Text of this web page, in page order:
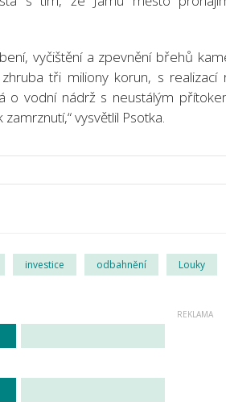
vyčištění a zpevnění břehů
tři miliony korun, s realizací
o vodní nádrž s neustálým
vysvětlil Psotka.
investice odbahnění Louky